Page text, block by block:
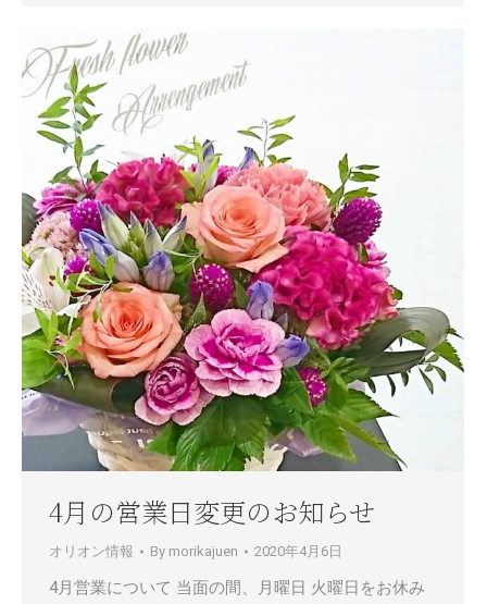
4月の営業日変更のお知らせ
オリオン情報 By morikajuen 2020年4月6日
4月営業について 当面の間、月曜日 火曜日をお休み